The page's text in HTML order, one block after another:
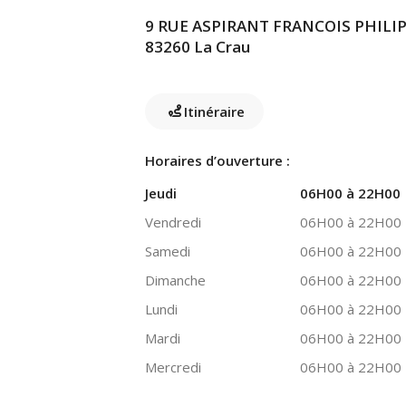
9 RUE ASPIRANT FRANCOIS
83260 La Crau
Itinéraire
Horaires d’ouverture :
Jeudi
06H00 à 22H00
Vendredi
06H00 à 22H00
Samedi
06H00 à 22H00
Dimanche
06H00 à 22H00
Lundi
06H00 à 22H00
Mardi
06H00 à 22H00
Mercredi
06H00 à 22H00